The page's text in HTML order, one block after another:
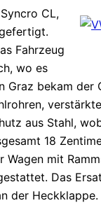
CL,
Fahrzeug
wo es
Graz bekam der
aus Stahl,
18
Wagen mit
Das
der